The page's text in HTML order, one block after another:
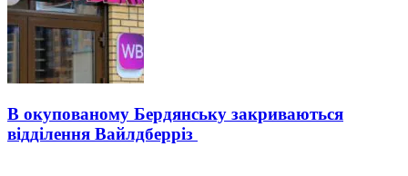
В окупованому Бердянську закриваються
відділення Вайлдберріз